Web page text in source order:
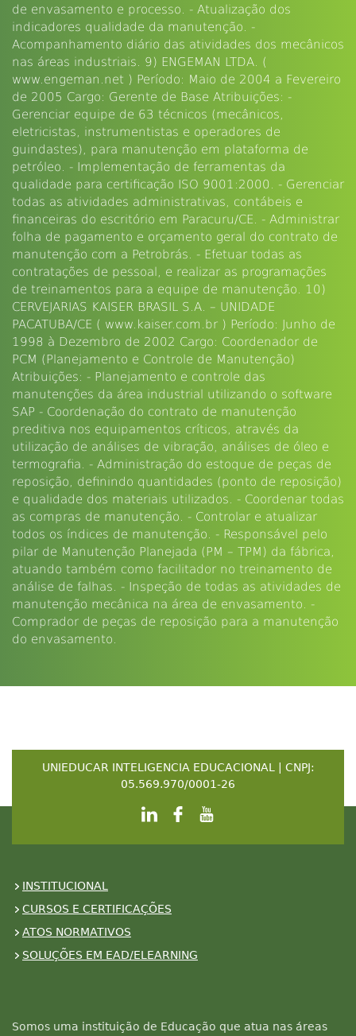
de envasamento e processo. - Atualização dos
indicadores qualidade da manutenção. -
Acompanhamento diário das atividades dos mecânicos
nas áreas industriais. 9) ENGEMAN LTDA. (
www.engeman.net ) Período: Maio de 2004 a Fevereiro
de 2005 Cargo: Gerente de Base Atribuições: -
Gerenciar equipe de 63 técnicos (mecânicos,
eletricistas, instrumentistas e operadores de
guindastes), para manutenção em plataforma de
petróleo. - Implementação de ferramentas da
qualidade para certificação ISO 9001:2000. - Gerenciar
todas as atividades administrativas, contábeis e
financeiras do escritório em Paracuru/CE. - Administrar
folha de pagamento e orçamento geral do contrato de
manutenção com a Petrobrás. - Efetuar todas as
contratações de pessoal, e realizar as programações
de treinamentos para a equipe de manutenção. 10)
CERVEJARIAS KAISER BRASIL S.A. – UNIDADE
PACATUBA/CE ( www.kaiser.com.br ) Período: Junho de
1998 à Dezembro de 2002 Cargo: Coordenador de
PCM (Planejamento e Controle de Manutenção)
Atribuições: - Planejamento e controle das
manutenções da área industrial utilizando o software
SAP - Coordenação do contrato de manutenção
preditiva nos equipamentos críticos, através da
utilização de análises de vibração, análises de óleo e
termografia. - Administração do estoque de peças de
reposição, definindo quantidades (ponto de reposição)
e qualidade dos materiais utilizados. - Coordenar todas
as compras de manutenção. - Controlar e atualizar
todos os índices de manutenção. - Responsável pelo
pilar de Manutenção Planejada (PM – TPM) da fábrica,
atuando também como facilitador no treinamento de
análise de falhas. - Inspeção de todas as atividades de
manutenção mecânica na área de envasamento. -
Comprador de peças de reposição para a manutenção
do envasamento.
UNIEDUCAR INTELIGENCIA EDUCACIONAL | CNPJ:
05.569.970/0001-26
INSTITUCIONAL
CURSOS E CERTIFICAÇÕES
ATOS NORMATIVOS
SOLUÇÕES EM EAD/ELEARNING
Somos uma instituição de Educação que atua nas áreas